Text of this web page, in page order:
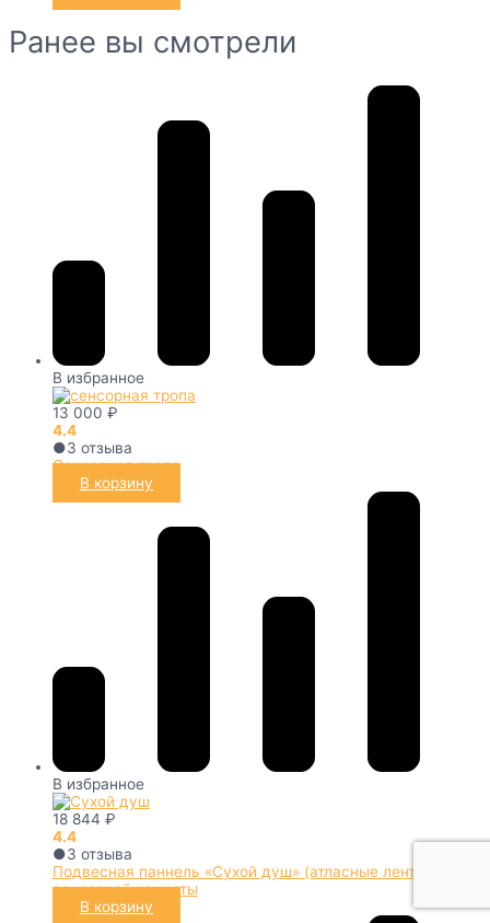
Ранее вы смотрели
В избранное
13 000 ₽
4.4
●3 отзыва
Сенсорная тропа
В корзину
В избранное
18 844 ₽
4.4
●3 отзыва
Подвесная паннель «Сухой душ» (атласные ленты) для
сенсорной комнаты
В корзину